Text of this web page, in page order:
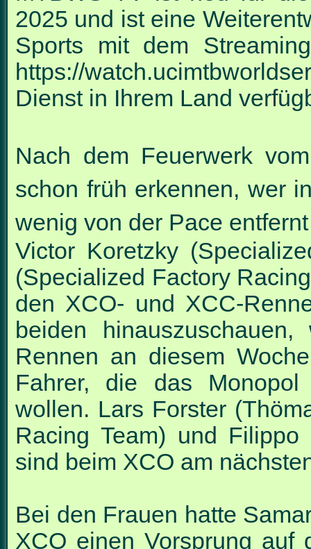
2025 und ist eine
Sports mit dem
https://
Dienst in Ihrem Land
Nach dem Feuerwerk
schon früh erkennen, wer
wenig von der Pace
Victor Koretzky
(Specialized Factory
den XCO- und XCC-
beiden
Rennen an diesem
Fahrer, die das
wollen. Lars Forster
Racing Team) und
sind beim XCO am
Bei den Frauen hatte
XCO einen Vorsprung auf